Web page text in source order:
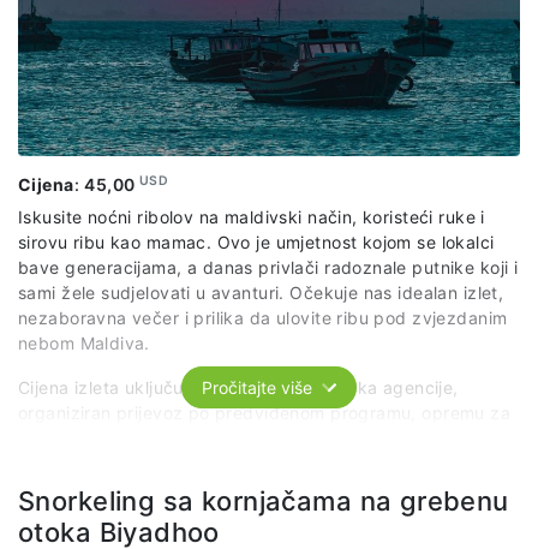
Cijena:45,00 USD
Iskusite noćni ribolov na maldivski način, koristeći ruke i
sirovu ribu kao mamac. Ovo je umjetnost kojom se lokalci
bave generacijama, a danas privlači radoznale putnike koji i
sami žele sudjelovati u avanturi. Očekuje nas idealan izlet,
nezaboravna večer i prilika da ulovite ribu pod zvjezdanim
nebom Maldiva.
Cijena izleta uključuje: usluge predstavnika agencije,
organiziran prijevoz po predviđenom programu, opremu za
Pročitajte više
Snorkeling sa kornjačama na grebenu
otoka Biyadhoo